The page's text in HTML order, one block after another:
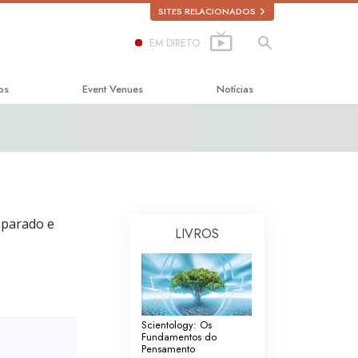
SITES RELACIONADOS
EM DIRETO
Event Venues Notícias
e
LIVROS
Scientology: Os
Fundamentos do
Pensamento